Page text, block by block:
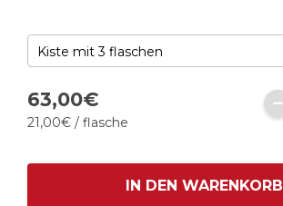
63,00€
21,00€ / flasche
IN DEN WARENKORB